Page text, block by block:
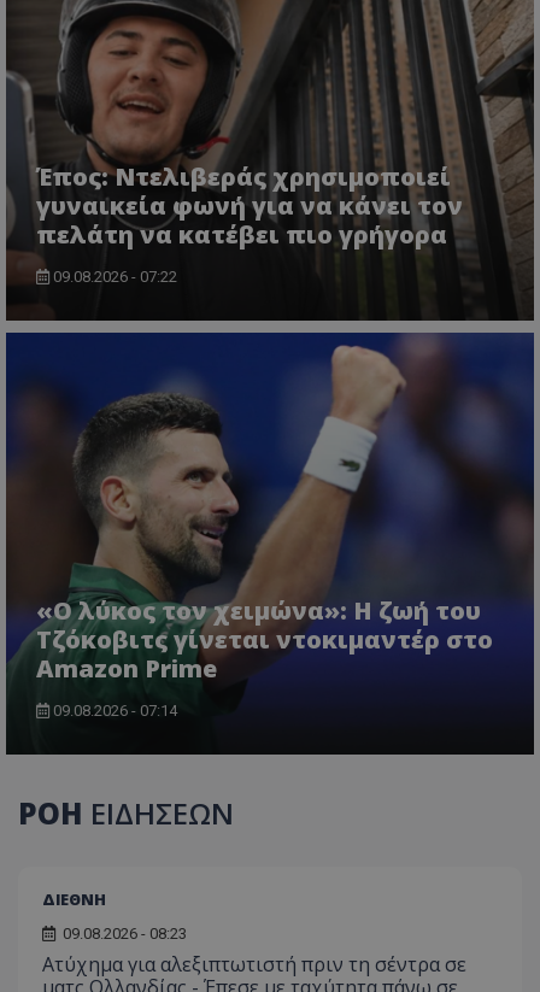
Έπος: Ντελιβεράς χρησιμοποιεί
γυναικεία φωνή για να κάνει τον
πελάτη να κατέβει πιο γρήγορα
09.08.2026 - 07:22
«Ο λύκος τον χειμώνα»: Η ζωή του
Τζόκοβιτς γίνεται ντοκιμαντέρ στο
Amazon Prime
09.08.2026 - 07:14
ΡΟΗ ΕΙΔΗΣΕΩΝ
ΔΙΕΘΝΗ
09.08.2026 - 08:23
Ατύχημα για αλεξιπτωτιστή πριν τη σέντρα σε